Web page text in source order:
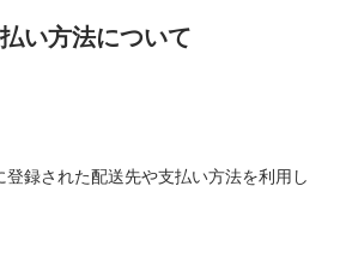
い方法について
録された配送先や支払い方法を利用し